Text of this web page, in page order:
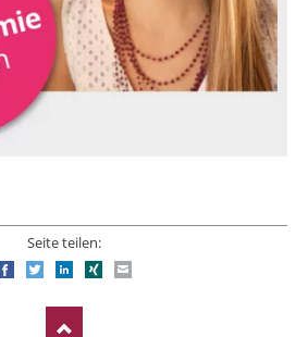
Seite teilen:
FacebookTwitterLinkedIn
Xing